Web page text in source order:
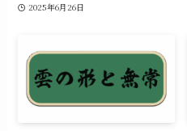
2025年6月26日